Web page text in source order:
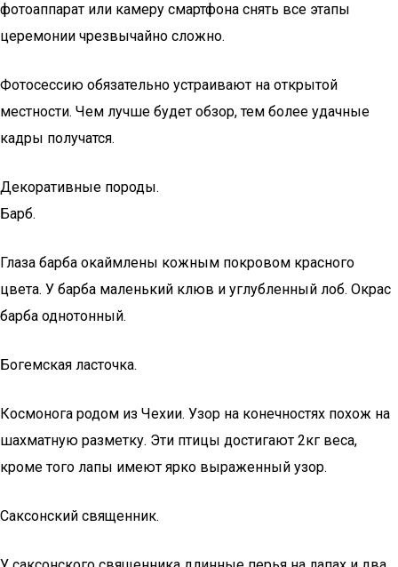
фотоаппарат или камеру смартфона снять все этапы
церемонии чрезвычайно сложно.
Фотосессию обязательно устраивают на открытой
местности. Чем лучше будет обзор, тем более удачные
кадры получатся.
Декоративные породы.
Барб.
Глаза барба окаймлены кожным покровом красного
цвета. У барба маленький клюв и углубленный лоб. Окрас
барба однотонный.
Богемская ласточка.
Космонога родом из Чехии. Узор на конечностях похож на
шахматную разметку. Эти птицы достигают 2кг веса,
кроме того лапы имеют ярко выраженный узор.
Саксонский священник.